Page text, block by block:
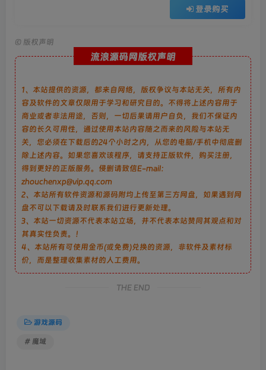
登录购买
© 版权声明
流浪源码网版权声明
1、本站提供的资源，都来自网络，版权争议与本站无关，所有内
容及软件的文章仅限用于学习和研究目的。不得将上述内容用于
商业或者非法用途，否则，一切后果请用户自负，我们不保证内
容的长久可用性，通过使用本站内容随之而来的风险与本站无
关，您必须在下载后的24个小时之内，从您的电脑/手机中彻底删
除上述内容。如果您喜欢该程序，请支持正版软件，购买注册，
得到更好的正版服务。侵删请致信E-mail：
zhouchenxp@vip.qq.com
2、本站所有软件资源和源码附均上传至第三方网盘，如果遇到网
盘不可以下载请及时联系我们进行更新处理。
3、本站一切资源不代表本站立场，并不代表本站赞同其观点和对
其真实性负责。！
4、本站所有可使用金币(或免费)兑换的资源，非软件及素材标
价，而是整理收集素材的人工费用。
THE END
游戏源码
# 魔域